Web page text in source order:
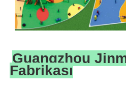
Guangzhou
Fabrikası